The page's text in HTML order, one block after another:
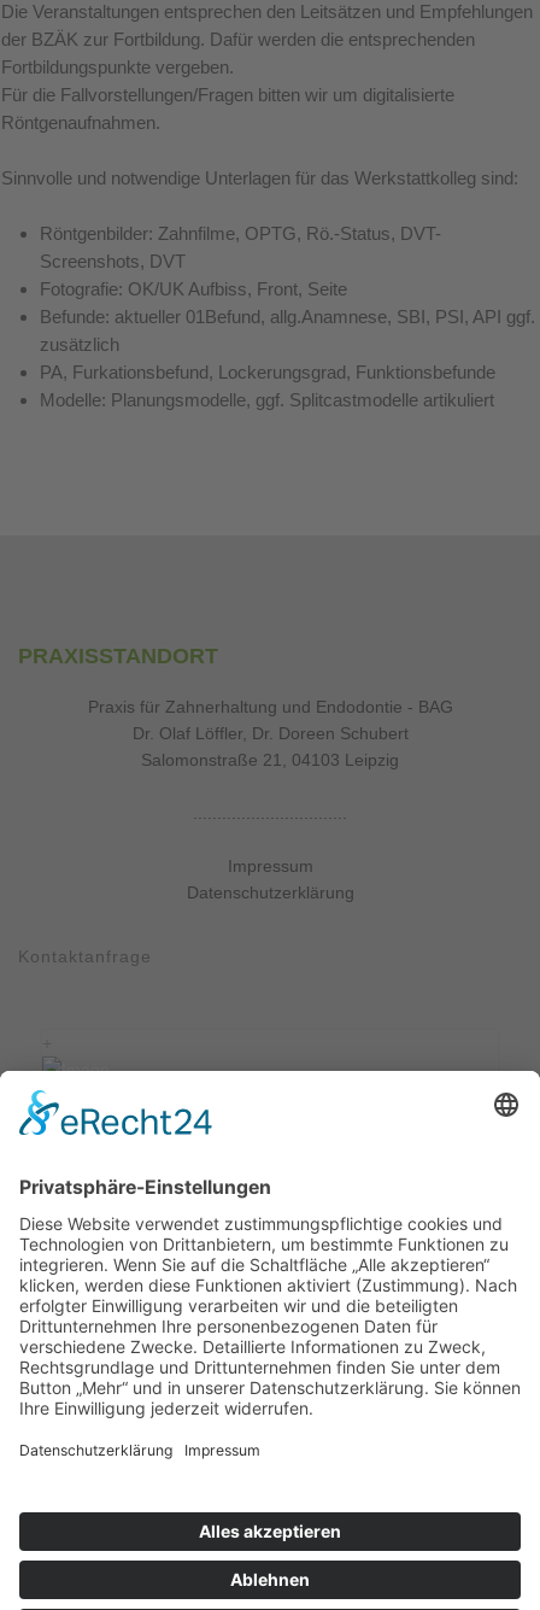
Die Veranstaltungen entsprechen den Leitsätzen und Empfehlungen
der BZÄK zur Fortbildung. Dafür werden die entsprechenden
Fortbildungspunkte vergeben.
Für die Fallvorstellungen/Fragen bitten wir um digitalisierte
Röntgenaufnahmen.
Sinnvolle und notwendige Unterlagen für das Werkstattkolleg sind:
Röntgenbilder: Zahnfilme, OPTG, Rö.-Status, DVT-
Screenshots, DVT
Fotografie: OK/UK Aufbiss, Front, Seite
Befunde: aktueller 01Befund, allg.Anamnese, SBI, PSI, API ggf.
zusätzlich
PA, Furkationsbefund, Lockerungsgrad, Funktionsbefunde
Modelle: Planungsmodelle, ggf. Splitcastmodelle artikuliert
PRAXISSTANDORT
Praxis für Zahnerhaltung und Endodontie - BAG
Dr. Olaf Löffler, Dr. Doreen Schubert
Salomonstraße 21, 04103 Leipzig
Impressum
Datenschutzerklärung
Kontaktanfrage
TELEFONSPRECHZEITEN
Montag / Dienstag / Donnerstag
09:00 Uhr - 12:00 Uhr
13:00 Uhr - 17:00 Uhr
Mittwoch & Freitag
09:00 Uhr - 13:00 Uhr
weitere Termine nach telefonischer Vereinbarung
Telefon:
0341 - 52 90 860